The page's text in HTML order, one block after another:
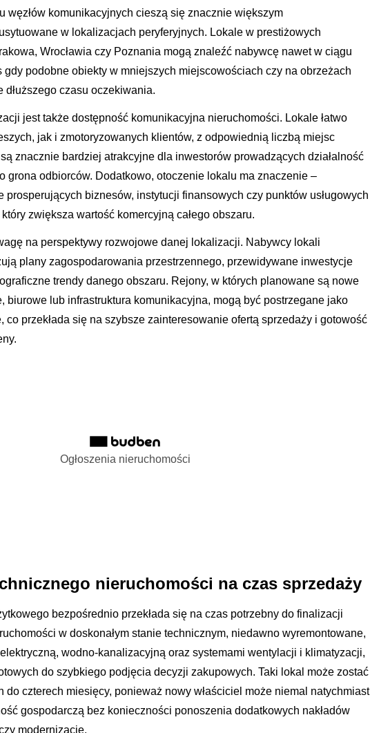
węzłów komunikacyjnych cieszą się znacznie większym
w lokalizacjach peryferyjnych. Lokale w prestiżowych
Wrocławia czy Poznania mogą znaleźć nabywcę nawet w ciągu
gdy podobne obiekty w mniejszych miejscowościach czy na obrzeżach
dłuższego czasu oczekiwania.
jest także dostępność komunikacyjna nieruchomości. Lokale łatwo
jak i zmotoryzowanych klientów, z odpowiednią liczbą miejsc
znacznie bardziej atrakcyjne dla inwestorów prowadzących działalność
grona odbiorców. Dodatkowo, otoczenie lokalu ma znaczenie –
prosperujących biznesów, instytucji finansowych czy punktów usługowych
zwiększa wartość komercyjną całego obszaru.
na perspektywy rozwojowe danej lokalizacji. Nabywcy lokali
plany zagospodarowania przestrzennego, przewidywane inwestycje
trendy danego obszaru. Rejony, w których planowane są nowe
biurowe lub infrastruktura komunikacyjna, mogą być postrzegane jako
co przekłada się na szybsze zainteresowanie ofertą sprzedaży i gotowość
Ogłoszenia nieruchomości
nieruchomości na czas sprzedaży
bezpośrednio przekłada się na czas potrzebny do finalizacji
w doskonałym stanie technicznym, niedawno wyremontowane,
wodno-kanalizacyjną oraz systemami wentylacji i klimatyzacji,
do szybkiego podjęcia decyzji zakupowych. Taki lokal może zostać
do czterech miesięcy, ponieważ nowy właściciel może niemal natychmiast
gospodarczą bez konieczności ponoszenia dodatkowych nakładów
modernizacje.